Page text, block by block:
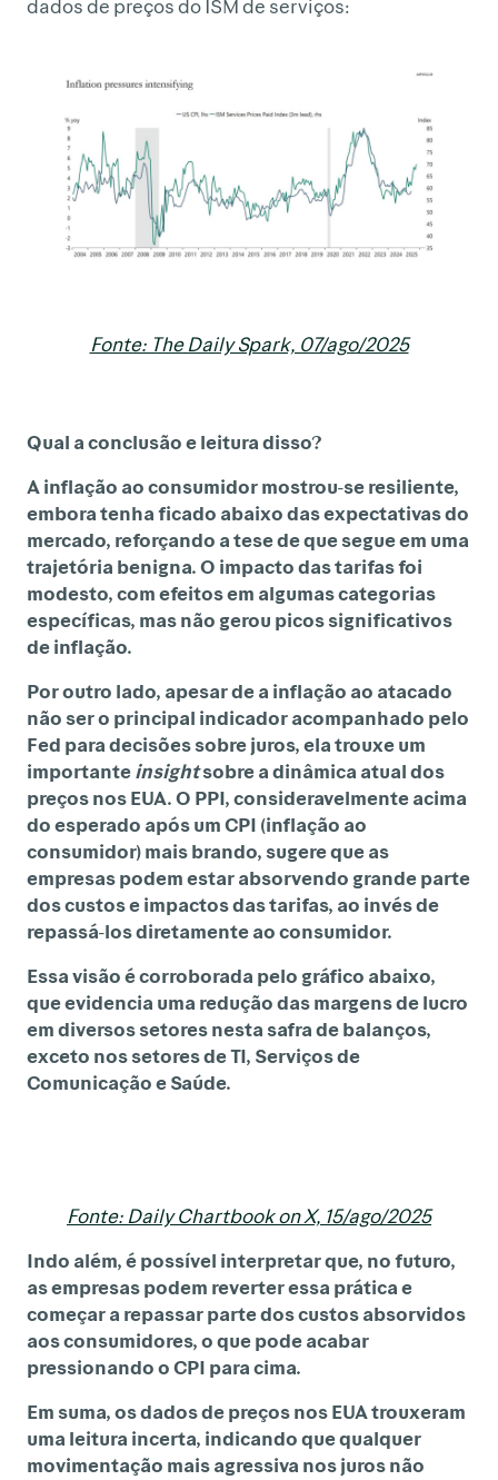
dados de preços do ISM de serviços:
Fonte: The Daily Spark, 07/ago/2025
Qual a conclusão e leitura disso?
A inflação ao consumidor mostrou-se resiliente,
embora tenha ficado abaixo das expectativas do
mercado, reforçando a tese de que segue em uma
trajetória benigna. O impacto das tarifas foi
modesto, com efeitos em algumas categorias
específicas, mas não gerou picos significativos
de inflação.
Por outro lado, apesar de a inflação ao atacado
não ser o principal indicador acompanhado pelo
Fed para decisões sobre juros, ela trouxe um
importanteinsightsobre a dinâmica atual dos
preços nos EUA. O PPI, consideravelmente acima
do esperado após um CPI (inflação ao
consumidor) mais brando, sugere que as
empresas podem estar absorvendo grande parte
dos custos e impactos das tarifas, ao invés de
repassá-los diretamente ao consumidor.
Essa visão é corroborada pelo gráfico abaixo,
que evidencia uma redução das margens de lucro
em diversos setores nesta safra de balanços,
exceto nos setores de TI, Serviços de
Comunicação e Saúde.
Fonte: Daily Chartbook on X, 15/ago/2025
Indo além, é possível interpretar que, no futuro,
as empresas podem reverter essa prática e
começar a repassar parte dos custos absorvidos
aos consumidores, o que pode acabar
pressionando o CPI para cima.
Em suma, os dados de preços nos EUA trouxeram
uma leitura incerta, indicando que qualquer
movimentação mais agressiva nos juros não